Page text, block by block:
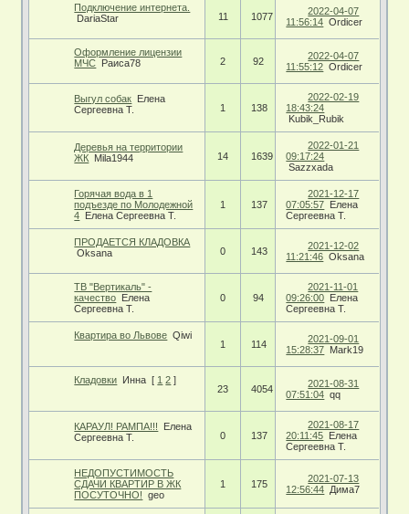
Подключение интернета.
DariaStar
11 1077
2022-04-07
11:56:14 Ordicer
Оформление лицензии
МЧС Раиса78 2 92
2022-04-07
11:55:12 Ordicer
Выгул собак Елена
Сергеевна Т.
1 138
2022-02-19
18:43:24
Kubik_Rubik
Деревья на территории
ЖК Mila1944 14 1639
2022-01-21
09:17:24
Sazzxada
Горячая вода в 1
подъезде по Молодежной
4 Елена Сергеевна Т.
1 137
2021-12-17
07:05:57 Елена
Сергеевна Т.
ПРОДАЕТСЯ КЛАДОВКА
Oksana
0 143
2021-12-02
11:21:46 Oksana
ТВ "Вертикаль" -
качество Елена
Сергеевна Т.
0 94
2021-11-01
09:26:00 Елена
Сергеевна Т.
Квартира во Львове Qiwi
1
114
2021-09-01
15:28:37 Mark19
Кладовки Инна [ 1 2 ]
23
4054
2021-08-31
07:51:04 qq
КАРАУЛ! РАМПА!!!
Елена
Сергеевна Т.
0 137
2021-08-17
20:11:45 Елена
Сергеевна Т.
НЕДОПУСТИМОСТЬ
СДАЧИ КВАРТИР В ЖК
ПОСУТОЧНО!
geo
1 175
2021-07-13
12:56:44 Дима7